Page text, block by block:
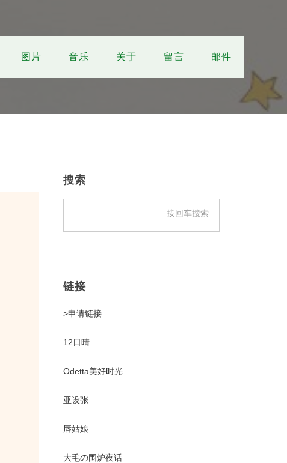
图片 音乐 关于 留言 邮件
搜索
链接
>申请链接
12日晴
Odetta美好时光
亚设张
唇姑娘
大毛の围炉夜话